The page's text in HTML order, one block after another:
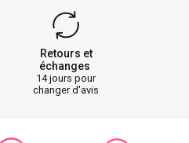
Retours et
échanges
14 jours pour
changer d'avis